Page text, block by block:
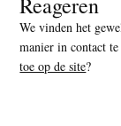
We vinden het
manier in contact
toe op de site?